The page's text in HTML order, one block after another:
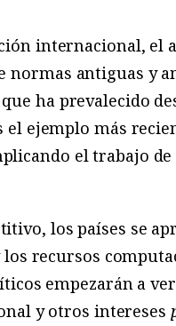
internacional, el
antiguas y
ha prevalecido
el ejemplo más
el trabajo
los países se
recursos
empezarán a
y otros intereses